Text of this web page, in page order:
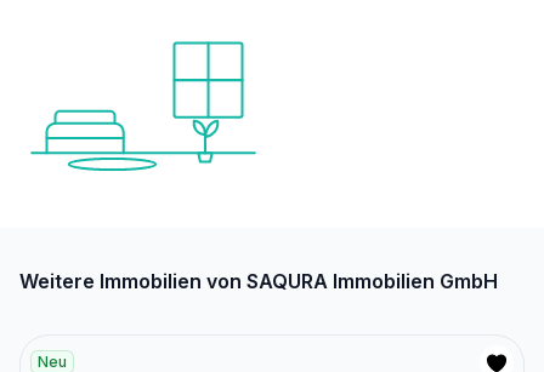
Weitere Immobilien von SAQURA Immobilien GmbH
Neu